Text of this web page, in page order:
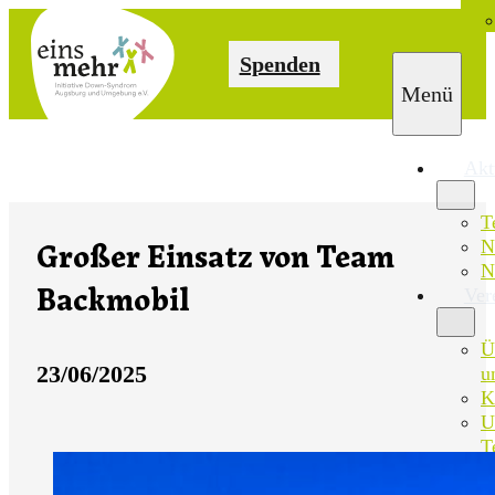
Spenden
Großer Einsatz von Team
Backmobil
23/06/2025